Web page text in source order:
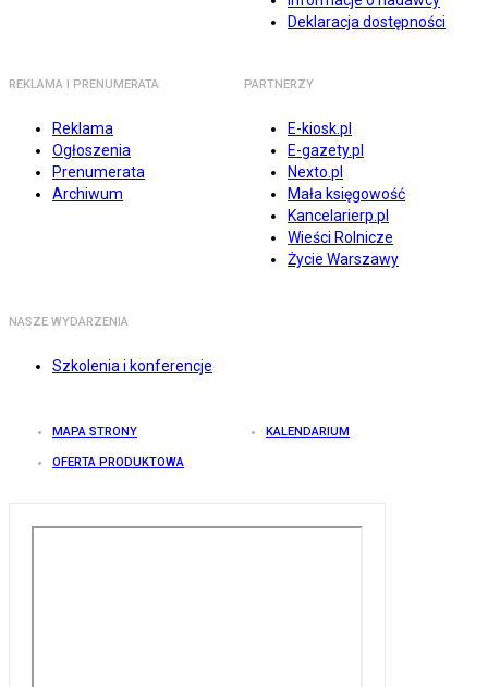
Deklaracja dostępności
REKLAMA I PRENUMERATA
Reklama
Ogłoszenia
Prenumerata
Archiwum
PARTNERZY
E-kiosk.pl
E-gazety.pl
Nexto.pl
Mała księgowość
Kancelarierp.pl
Wieści Rolnicze
Życie Warszawy
NASZE WYDARZENIA
Szkolenia i konferencje
MAPA STRONY KALENDARIUM
OFERTA PRODUKTOWA